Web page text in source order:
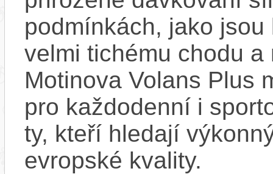
podmínkách, jako
velmi tichému chodu
Motinova Volans Plus
pro každodenní i
ty, kteří hledají
evropské kvality.